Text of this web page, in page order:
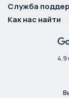
Служба
Как нас найти
4.9